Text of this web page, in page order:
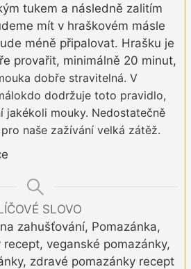
tukem a následně zalitím
mít v hraškovém másle
méně připalovat. Hrašku je
provařit, minimálně 20 minut,
dobře stravitelná. V
dodržuje toto pravidlo,
jakékoli mouky. Nedostatečně
naše zažívání velká zátěž.
SLOVO
zahušťování, Pomazánka,
veganské pomazánky,
zdravé pomazánky recept